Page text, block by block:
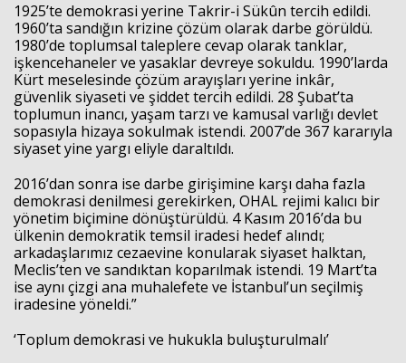
1925’te demokrasi yerine Takrir-i Sükûn tercih edildi.
1960’ta sandığın krizine çözüm olarak darbe görüldü.
1980’de toplumsal taleplere cevap olarak tanklar,
işkencehaneler ve yasaklar devreye sokuldu. 1990’larda
Kürt meselesinde çözüm arayışları yerine inkâr,
güvenlik siyaseti ve şiddet tercih edildi. 28 Şubat’ta
toplumun inancı, yaşam tarzı ve kamusal varlığı devlet
sopasıyla hizaya sokulmak istendi. 2007’de 367 kararıyla
siyaset yine yargı eliyle daraltıldı.
2016’dan sonra ise darbe girişimine karşı daha fazla
demokrasi denilmesi gerekirken, OHAL rejimi kalıcı bir
yönetim biçimine dönüştürüldü. 4 Kasım 2016’da bu
ülkenin demokratik temsil iradesi hedef alındı;
arkadaşlarımız cezaevine konularak siyaset halktan,
Meclis’ten ve sandıktan koparılmak istendi. 19 Mart’ta
ise aynı çizgi ana muhalefete ve İstanbul’un seçilmiş
iradesine yöneldi.”
‘Toplum demokrasi ve hukukla buluşturulmalı’